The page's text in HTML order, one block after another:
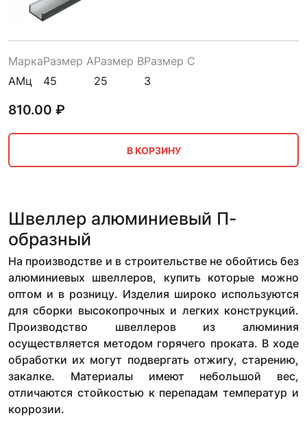
Марка
АМц
Размер A
45
Размер B
25
Размер C
3
810.00 ₽
В КОРЗИНУ
Швеллер алюминиевый П-
образный
На производстве и в строительстве не обойтись без
алюминиевых швеллеров, купить которые можно
оптом и в розницу. Изделия широко используются
для сборки высокопрочных и легких конструкций.
Производство швеллеров из алюминия
осуществляется методом горячего проката. В ходе
обработки их могут подвергать отжигу, старению,
закалке. Материалы имеют небольшой вес,
отличаются стойкостью к перепадам температур и
коррозии.